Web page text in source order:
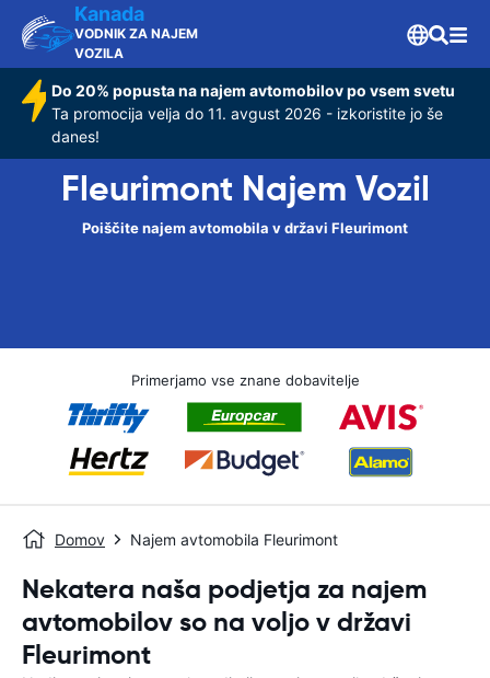
Kanada
VODNIK ZA NAJEM
VOZILA
Do 20% popusta na najem avtomobilov po vsem svetu
Ta promocija velja do 11. avgust 2026 - izkoristite jo še
danes!
Fleurimont Najem Vozil
Poiščite najem avtomobila v državi Fleurimont
Primerjamo vse znane dobavitelje
Domov Najem avtomobila Fleurimont
Nekatera naša podjetja za najem
avtomobilov so na voljo v državi
Fleurimont